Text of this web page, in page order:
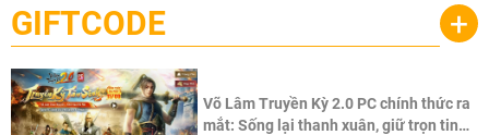
GIFTCODE +
Võ Lâm Truyền Kỳ 2.0 PC chính thức ra
mắt: Sống lại thanh xuân, giữ trọn tinh